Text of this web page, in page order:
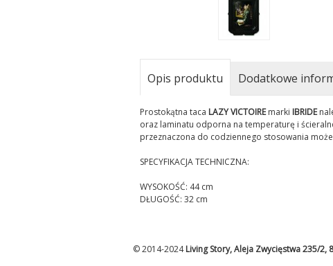
Opis produktu Dodatkowe
Prostokątna taca LAZY VICTOIREmarki IBRIDE
oraz laminatu odporna na temperaturę i
przeznaczona do codziennego stosowania
SPECYFIKACJA TECHNICZNA:
WYSOKOŚĆ: 44 cm
DŁUGOŚĆ: 32 cm
© 2014-2024Living Story, Aleja Zwycięstwa 235/2,